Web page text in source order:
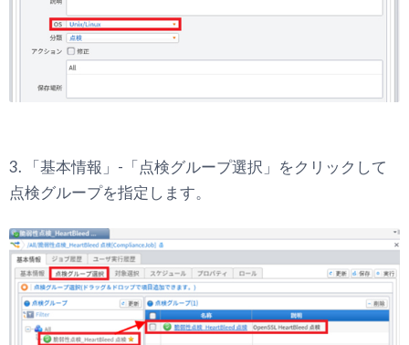
3. 「基本情報」-「点検グループ選択」をクリックして
点検グループを指定します。